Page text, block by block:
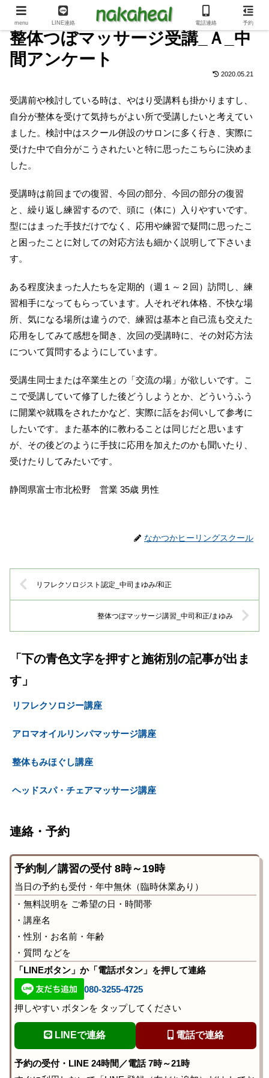
整体つぼマッサージ受講_Ａ_中
間アンケート
2020.05.21
受講前や検討している時は、やはり受講料も掛かりますし、
自分が整体を受けて気持ちがよい所で受講したいと考えてい
ました。検討中はスクール併設のサロンに多く行き、実際に
受けた中で自分がこうされたいと特に思ったこちらに決めま
した。
受講時は前回までの復習、今回の部分、今回の部分の復習
と、繰り返し練習するので、頭に（体に）入りやすいです。
型にはまった手技だけでなく、応用や練習で疑問に思ったこ
と困ったことに対しての対応方法も細かく説明して下さいま
す。
ある程度決まった人たちを定期的（週１～２回）訪問し、練
習相手になってもらっています。人それぞれ体格、不快な場
所、気になる場所は違うので、練習は基本と自己流も交えた
応用をしてみて感想を聞き、次回の受講時に、その対応方法
について質問するようにしています。
受講生同士または卒業生との「交流の場」が欲しいです。こ
こで受講していて修了した後どうしようとか、どういうふう
に開業や就職をされたかなど、実際に話をお伺いして参考に
したいです。また基本的に教わることは同じだと思います
が、その後どのように手技に応用を加えたのかも聞いたり、
受けたりしてみたいです。
静岡県富士市北松野 営業 35歳 男性
なかつかヒーリングスクール
リフレクソロジスト認定_中司まゆみ/和正
整体つぼマッサージ講習_中司和正/まゆみ
「下の青色文字を押すと施術別の記事が出ま
す」
リフレクソロジー講座
アロマオイルリンパマッサージ講座
整体もみほぐし講座
ヘッドスパ・チェアマッサージ講座
連絡・予約
予約制／講習の受付 8時～19時
当日の予約も受付・年中無休（臨時休業あり）
・無料説明を ご希望の日・時間帯
・講座名
・性別・お名前・年齢
・質問 などを
「LINEボタン」か「電話ボタン」を押して連絡
080-3255-4725
押しやすい ボタンを タップしてください
LINEで連絡 電話で連絡
予約の受付・LINE 24時間／電話 7時～21時
menu LINE連絡 電話連絡 予約